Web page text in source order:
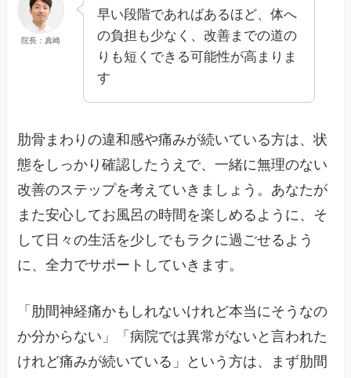
院長：真崎
早い段階であればあるほど、体へ
の負担も少なく、改善までの道の
りも短くできる可能性が高まりま
す
肋骨まわりの違和感や痛みが続いている方は、状
態をしっかり確認したうえで、一緒に無理のない
改善のステップを考えていきましょう。あなたが
また安心してお風呂の時間を楽しめるように、そ
して日々の生活を少しでもラクに過ごせるよう
に、全力でサポートしていきます。
「肋間神経痛かもしれないけれど本当にそうなの
か分からない」「病院では異常がないと言われた
けれど痛みが続いている」という方は、まず肋間